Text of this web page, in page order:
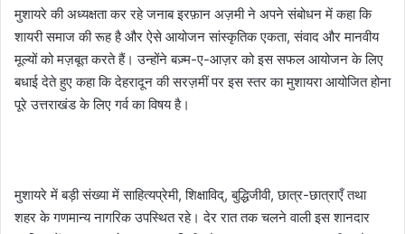
मुशायरे की अध्यक्षता कर रहे जनाब इरफ़ान अज़मी ने अपने संबोधन में कहा कि
शायरी समाज की रूह है और ऐसे आयोजन सांस्कृतिक एकता, संवाद और मानवीय
मूल्यों को मज़बूत करते हैं। उन्होंने बज़्म-ए-आज़र को इस सफल आयोजन के लिए
बधाई देते हुए कहा कि देहरादून की सरज़मीं पर इस स्तर का मुशायरा आयोजित होना
पूरे उत्तराखंड के लिए गर्व का विषय है।
मुशायरे में बड़ी संख्या में साहित्यप्रेमी, शिक्षाविद्, बुद्धिजीवी, छात्र-छात्राएँ तथा
शहर के गणमान्य नागरिक उपस्थित रहे। देर रात तक चलने वाली इस शानदार